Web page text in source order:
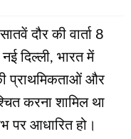
दौर की वार्ता 8
दिल्ली, भारत में
प्राथमिकताओं और
करना शामिल था
पर आधारित हो।